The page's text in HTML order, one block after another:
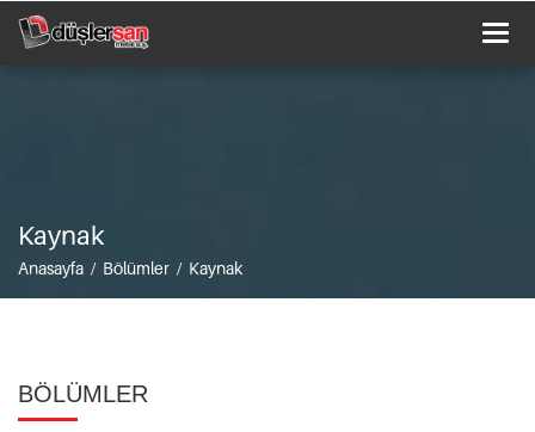
Kaynak
Anasayfa / Bölümler / Kaynak
BÖLÜMLER